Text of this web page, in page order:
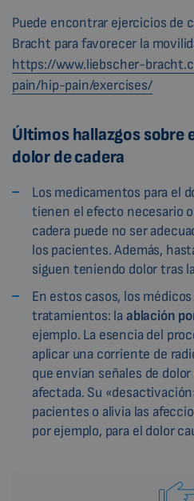
Puede encontrar ejercicios de
Bracht para favorecer la
https://www.liebscher-
pain/hip-pain/exercises/
Últimos hallazgos sobre
dolor de cadera
Los medicamentos para el
tienen el efecto necesario
cadera puede no ser
los pacientes. Además,
siguen teniendo dolor tras
En estos casos, los
tratamientos: laablación
ejemplo. La esencia del
aplicar una corriente de
que envían señales de
afectada. Su
pacientes o alivia las
por ejemplo, para el dolor